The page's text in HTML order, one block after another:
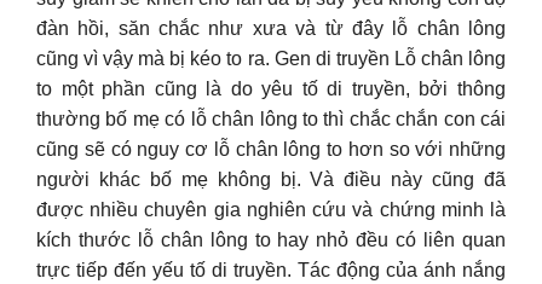
đàn hồi, săn chắc như xưa và từ đây lỗ chân lông
cũng vì vậy mà bị kéo to ra. Gen di truyền Lỗ chân lông
to một phần cũng là do yêu tố di truyền, bởi thông
thường bố mẹ có lỗ chân lông to thì chắc chắn con cái
cũng sẽ có nguy cơ lỗ chân lông to hơn so với những
người khác bố mẹ không bị. Và điều này cũng đã
được nhiều chuyên gia nghiên cứu và chứng minh là
kích thước lỗ chân lông to hay nhỏ đều có liên quan
trực tiếp đến yếu tố di truyền. Tác động của ánh nắng